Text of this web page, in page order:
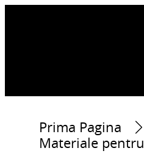
Prima Pagina
Materiale